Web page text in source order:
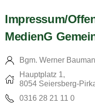
Impressum/
MedienG
Bgm. Werner
Hauptplatz 1,
8054 Seiersberg-
0316 28 21 11 0